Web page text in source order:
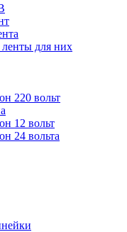
для них
220 вольт
12 вольт
24 вольта